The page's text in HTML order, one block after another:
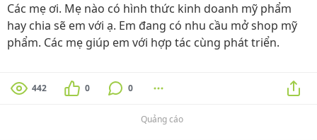
Các mẹ ơi. Mẹ nào có hình thức kinh doanh mỹ phẩm
hay chia sẽ em với ạ. Em đang có nhu cầu mở shop mỹ
phẩm. Các mẹ giúp em với hợp tác cùng phát triển.
442 0 0
Quảng cáo